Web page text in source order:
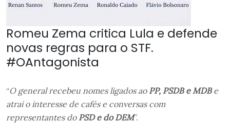
Romeu Zema critica Lula e defende
novas regras para o STF.
#OAntagonista
“O general recebeu nomes ligados ao PP, PSDB eMDBe
atrai o interesse de cafés e conversas com
representantes do PSD e doDEM”.